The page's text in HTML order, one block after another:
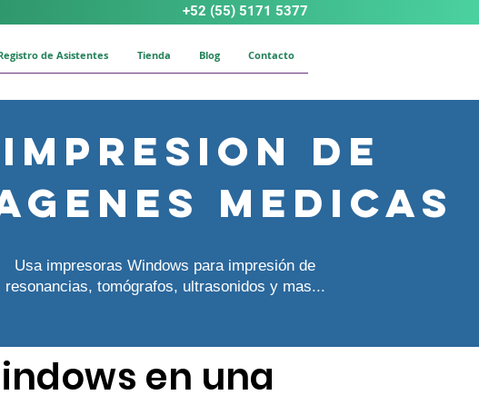
+52 (55) 5171 5377
de Asistentes Tienda Blog Contacto
Impresion de
medicas
Usa impresoras Windows para impresión de
resonancias, tomógrafos, ultrasonidos y mas...
en una